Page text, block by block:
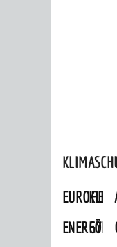
ENERGY